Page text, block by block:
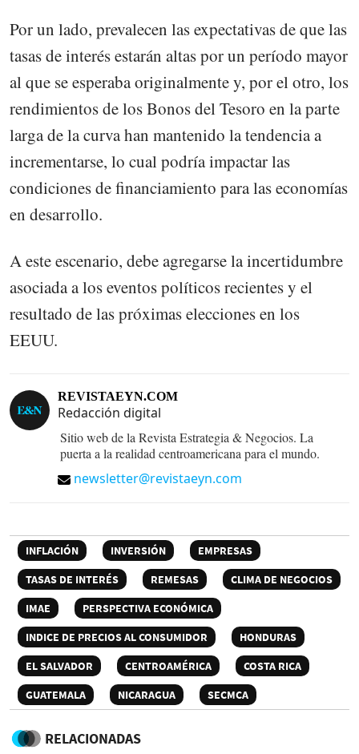
Por un lado, prevalecen las expectativas de que las
tasas de interés estarán altas por un período mayor
al que se esperaba originalmente y, por el otro, los
rendimientos de los Bonos del Tesoro en la parte
larga de la curva han mantenido la tendencia a
incrementarse, lo cual podría impactar las
condiciones de financiamiento para las economías
en desarrollo.
A este escenario, debe agregarse la incertidumbre
asociada a los eventos políticos recientes y el
resultado de las próximas elecciones en los
EEUU.
REVISTAEYN.COM
Redacción digital
Sitio web de la Revista Estrategia & Negocios. La
puerta a la realidad centroamericana para el mundo.
newsletter@revistaeyn.com
INFLACIÓN INVERSIÓN
EMPRESAS
TASAS DE INTERÉS
REMESAS
CLIMA DE NEGOCIOS
IMAE
PERSPECTIVA ECONÓMICA
INDICE DE PRECIOS AL CONSUMIDOR
HONDURAS
EL SALVADOR
CENTROAMÉRICA
COSTA RICA
GUATEMALA
NICARAGUA SECMCA
RELACIONADAS